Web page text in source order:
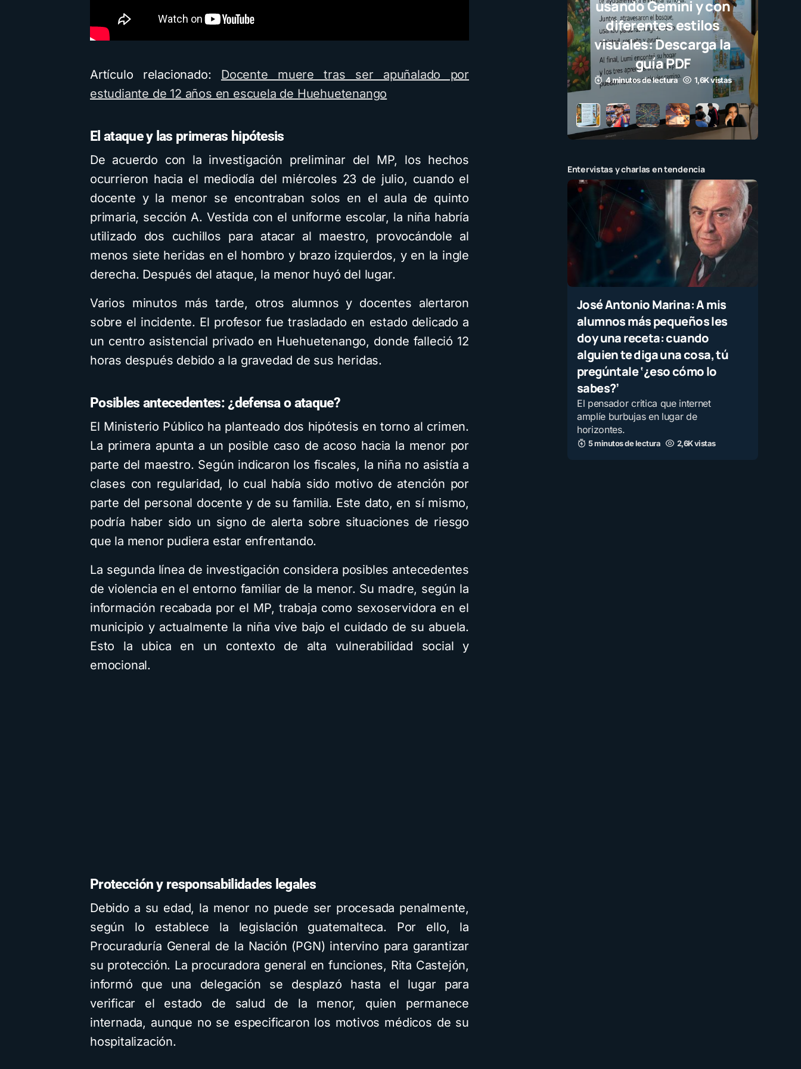
Artículo relacionado: Docente muere tras ser apuñalado por
estudiante de 12 años en escuela de Huehuetenango
El ataque y las primeras hipótesis
De acuerdo con la investigación preliminar del MP, los hechos
ocurrieron hacia el mediodía del miércoles 23 de julio, cuando el
docente y la menor se encontraban solos en el aula de quinto
primaria, sección A. Vestida con el uniforme escolar, la niña habría
utilizado dos cuchillos para atacar al maestro, provocándole al
menos siete heridas en el hombro y brazo izquierdos, y en la ingle
derecha. Después del ataque, la menor huyó del lugar.
Varios minutos más tarde, otros alumnos y docentes alertaron
sobre el incidente. El profesor fue trasladado en estado delicado a
un centro asistencial privado en Huehuetenango, donde falleció 12
horas después debido a la gravedad de sus heridas.
Posibles antecedentes: ¿defensa o ataque?
El Ministerio Público ha planteado dos hipótesis en torno al crimen.
La primera apunta a un posible caso de acoso hacia la menor por
parte del maestro. Según indicaron los fiscales, la niña no asistía a
clases con regularidad, lo cual había sido motivo de atención por
parte del personal docente y de su familia. Este dato, en sí mismo,
podría haber sido un signo de alerta sobre situaciones de riesgo
que la menor pudiera estar enfrentando.
La segunda línea de investigación considera posibles antecedentes
de violencia en el entorno familiar de la menor. Su madre, según la
información recabada por el MP, trabaja como sexoservidora en el
municipio y actualmente la niña vive bajo el cuidado de su abuela.
Esto la ubica en un contexto de alta vulnerabilidad social y
emocional.
Protección y responsabilidades legales
Debido a su edad, la menor no puede ser procesada penalmente,
según lo establece la legislación guatemalteca. Por ello, la
Procuraduría General de la Nación (PGN) intervino para garantizar
su protección. La procuradora general en funciones, Rita Castejón,
informó que una delegación se desplazó hasta el lugar para
verificar el estado de salud de la menor, quien permanece
internada, aunque no se especificaron los motivos médicos de su
hospitalización.
usando Gemini y con
diferentes estilos
visuales: Descarga la
guía PDF
4 minutos de lectura 1,6K vistas
Entervistas y charlas en tendencia
José Antonio Marina: A mis
alumnos más pequeños les
doy una receta: cuando
alguien te diga una cosa, tú
pregúntale ‘¿eso cómo lo
sabes?’
El pensador critica que internet
amplíe burbujas en lugar de
horizontes.
5 minutos de lectura 2,6K vistas